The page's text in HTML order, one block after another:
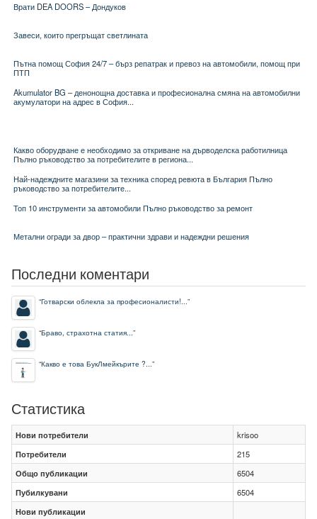
Врати DEA DOORS – Дондуков
Завеси, които прегръщат светлината
Пътна помощ София 24/7 – бърз репатрак и превоз на автомобили, помощ при
ПТП
Akumulator BG – денонощна доставка и професионална смяна на автомобилни
акумулатори на адрес в София...
Какво оборудване е необходимо за откриване на дърводелска работилница
Пълно ръководство за потребителите в региона...
Най-надеждните магазини за техника според ревюта в България Пълно
ръководство за потребителите...
Топ 10 инструменти за автомобили Пълно ръководство за ремонт
Метални огради за двор – практични здрави и надеждни решения
Последни коментари
“Готварски облекла за професионалисти!...”
“Браво, страхотна статия...”
“Какво е това БукЛмейкърите ?...”
Статистика
Нови потребители
krisoo
Потребители
215
Общо публикации
6504
Пубилкувани
6504
Нови публикации